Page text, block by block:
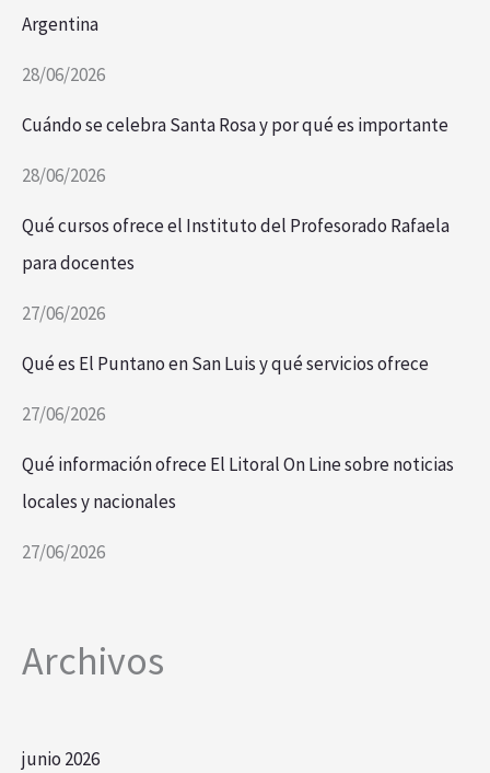
Argentina
28/06/2026
Cuándo se celebra Santa Rosa y por qué es importante
28/06/2026
Qué cursos ofrece el Instituto del Profesorado Rafaela
para docentes
27/06/2026
Qué es El Puntano en San Luis y qué servicios ofrece
27/06/2026
Qué información ofrece El Litoral On Line sobre noticias
locales y nacionales
27/06/2026
Archivos
junio 2026